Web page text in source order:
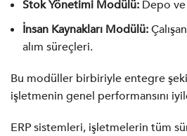
Stok Yönetimi Modülü: Depo
İnsan Kaynakları Modülü:
alım süreçleri.
Bu modüller birbiriyle entegre
işletmenin genel performansını
ERP sistemleri, işletmelerin tüm